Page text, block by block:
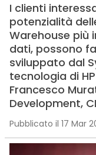
I clienti
potenzialità
Warehouse più
dati, possono
sviluppato dal
tecnologia di
Francesco
Development,
Pubblicato il 17 Mar